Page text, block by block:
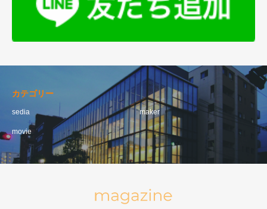
カテゴリー
sedia maker
movie